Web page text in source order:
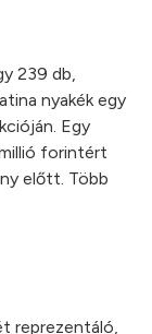
239 db,
nyakék egy
Egy
forintért
előtt. Több
reprezentáló,